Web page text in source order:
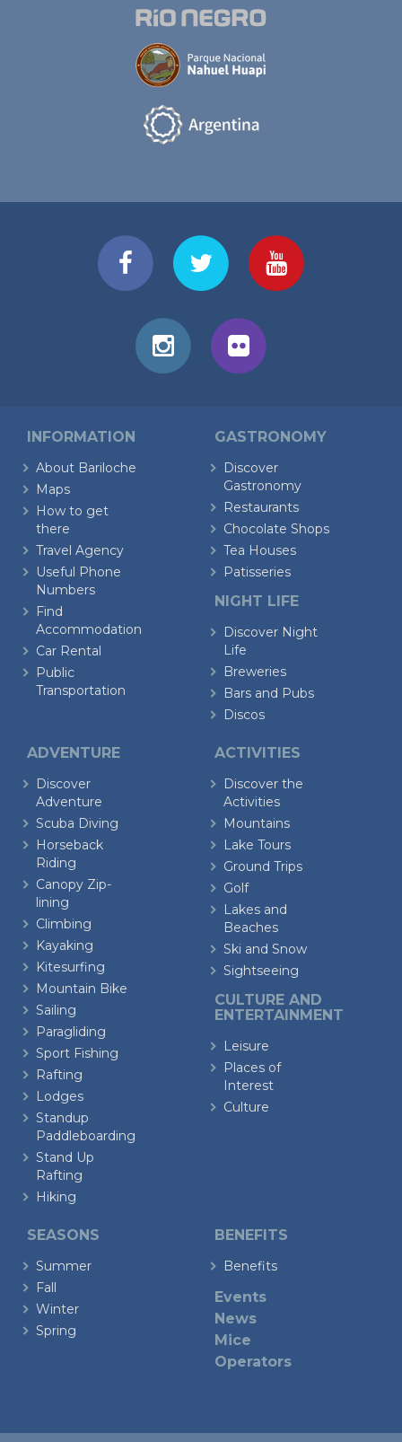
INFORMATION
About Bariloche
Maps
How to get
there
Travel Agency
Useful Phone
Numbers
Find
Accommodation
Car Rental
Public
Transportation
GASTRONOMY
Discover
Gastronomy
Restaurants
Chocolate Shops
Tea Houses
Patisseries
NIGHT LIFE
Discover Night
Life
Breweries
Bars and Pubs
Discos
ADVENTURE
Discover
Adventure
Scuba Diving
Horseback
Riding
Canopy Zip-
lining
Climbing
Kayaking
Kitesurfing
Mountain Bike
Sailing
Paragliding
Sport Fishing
Rafting
Lodges
Standup
Paddleboarding
Stand Up
Rafting
Hiking
ACTIVITIES
Discover the
Activities
Mountains
Lake Tours
Ground Trips
Golf
Lakes and
Beaches
Ski and Snow
Sightseeing
CULTURE AND
ENTERTAINMENT
Leisure
Places of
Interest
Culture
SEASONS
Summer
Fall
Winter
Spring
BENEFITS
Benefits
Events
News
Mice
Operators